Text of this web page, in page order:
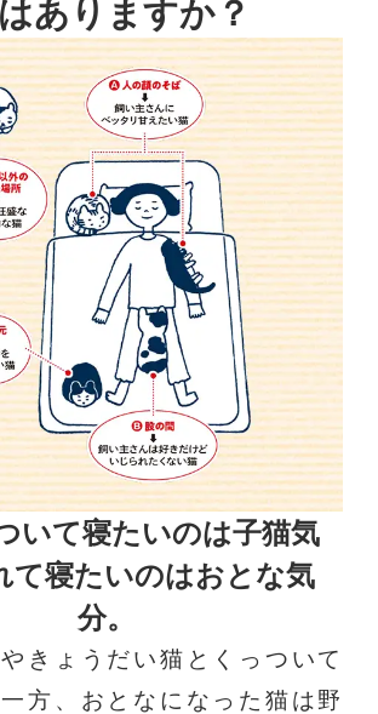
ありますか？
いて寝たいのは子猫気
て寝たいのはおとな気
分。
きょうだい猫とくっついて
方、おとなになった猫は野